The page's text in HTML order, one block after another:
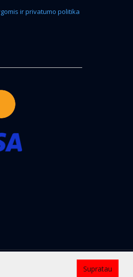
Supratau
ir privatumo politika